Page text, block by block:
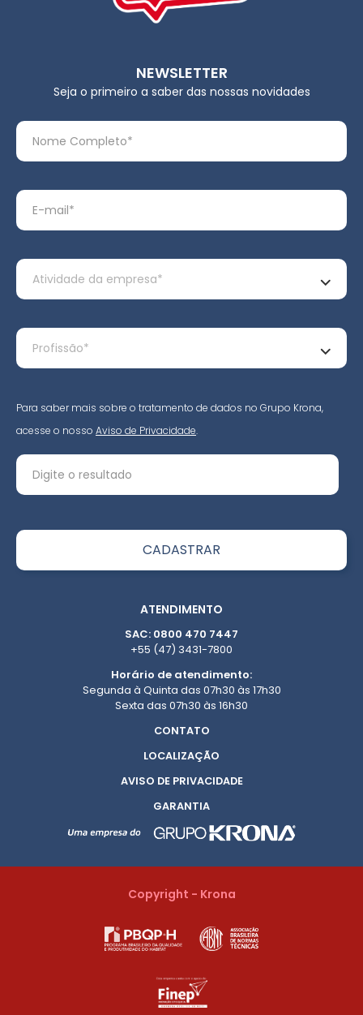
NEWSLETTER
Seja o primeiro a saber das nossas novidades
Para saber mais sobre o tratamento de dados no Grupo Krona,
acesse o nosso Aviso de Privacidade.
ATENDIMENTO
SAC: 0800 470 7447
+55 (47) 3431-7800
Horário de atendimento:
Segunda à Quinta das 07h30 às 17h30
Sexta das 07h30 às 16h30
CONTATO
LOCALIZAÇÃO
AVISO DE PRIVACIDADE
GARANTIA
Copyright - Krona